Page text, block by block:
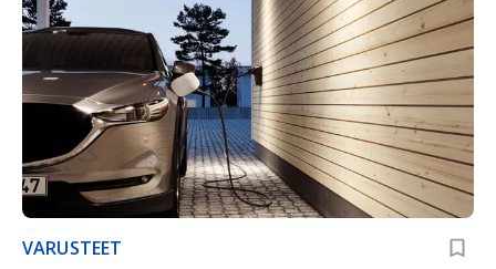
VARUSTEET